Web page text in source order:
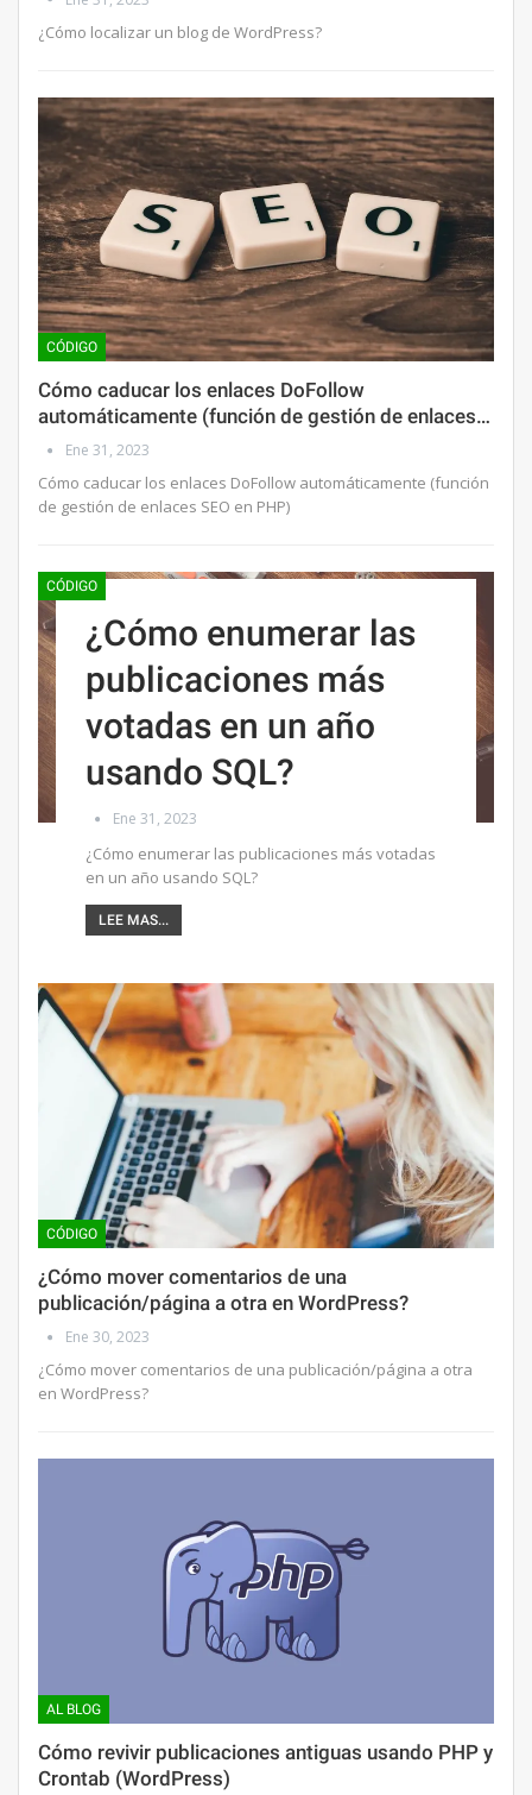
¿Cómo localizar un blog de WordPress?
CÓDIGO
Cómo caducar los enlaces DoFollow
automáticamente (función de gestión de enlaces…
Ene 31, 2023
Cómo caducar los enlaces DoFollow automáticamente (función
de gestión de enlaces SEO en PHP)
CÓDIGO
¿Cómo enumerar las
publicaciones más
votadas en un año
usando SQL?
Ene 31, 2023
¿Cómo enumerar las publicaciones más votadas
en un año usando SQL?
LEE MAS...
CÓDIGO
¿Cómo mover comentarios de una
publicación/página a otra en WordPress?
Ene 30, 2023
¿Cómo mover comentarios de una publicación/página a otra
en WordPress?
AL BLOG
Cómo revivir publicaciones antiguas usando PHP y
Crontab (WordPress)